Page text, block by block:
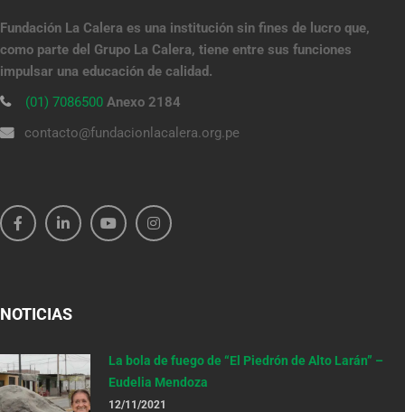
Fundación La Calera es una institución sin fines de lucro que,
como parte del Grupo La Calera, tiene entre sus funciones
impulsar una educación de calidad.
(01) 7086500 Anexo 2184
contacto@fundacionlacalera.org.pe
NOTICIAS
La bola de fuego de “El Piedrón de Alto Larán” –
Eudelia Mendoza
12/11/2021